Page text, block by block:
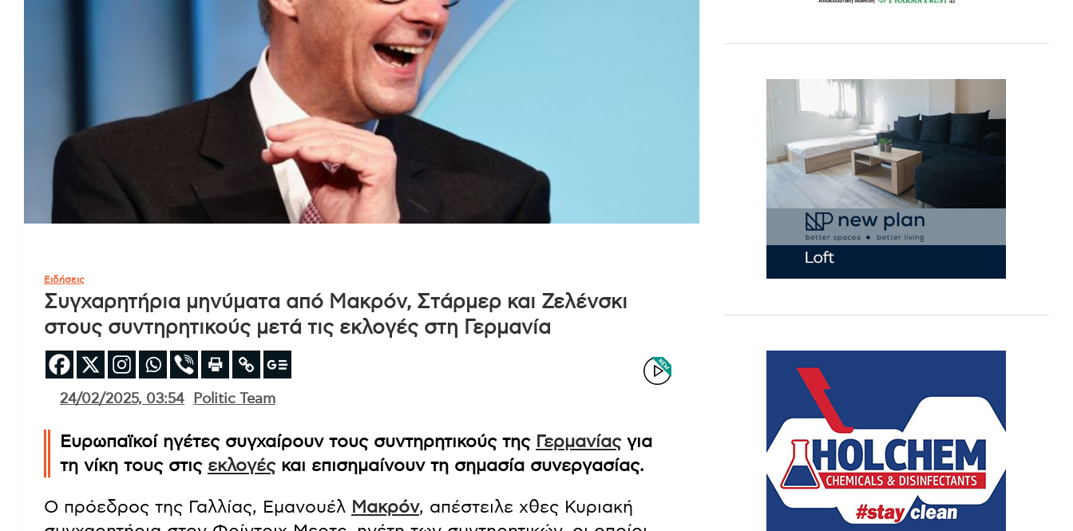
Ειδήσεις
Συγχαρητήρια μηνύματα από Μακρόν, Στάρμερ και Ζελένσκι
στους συντηρητικούς μετά τις εκλογές στη Γερμανία
24/02/2025, 03:54 Politic Team
Ευρωπαϊκοί ηγέτες συγχαίρουν τους συντηρητικούς της Γερμανίαςγια
τη νίκη τους στις εκλογέςκαι επισημαίνουν τη σημασία συνεργασίας.
Ο πρόεδρος της Γαλλίας, Εμανουέλ Μακρόν, απέστειλε χθες Κυριακή